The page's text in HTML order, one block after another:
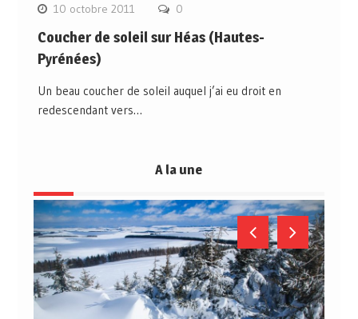
10 octobre 2011 0
Coucher de soleil sur Héas (Hautes-
Pyrénées)
Un beau coucher de soleil auquel j’ai eu droit en
redescendant vers…
A la une